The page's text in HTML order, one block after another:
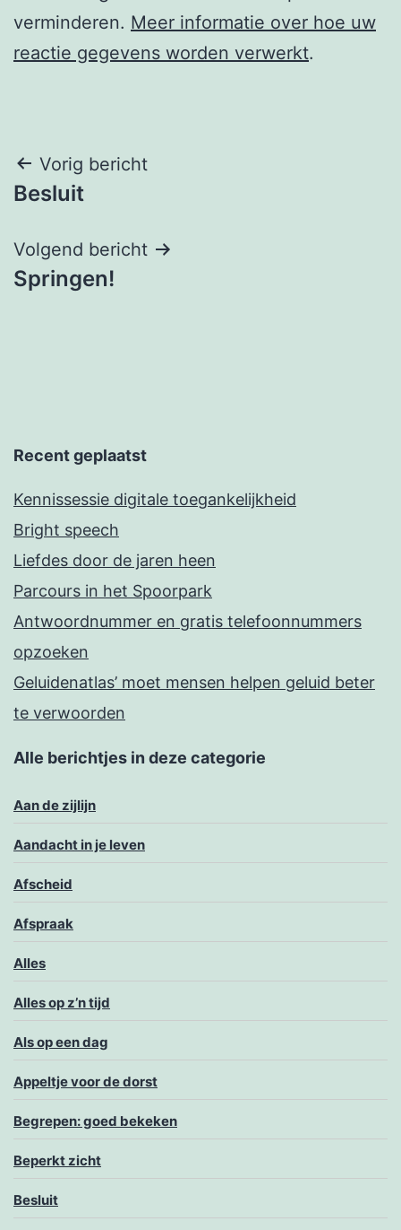
verminderen. Meer informatie over hoe uw
reactie gegevens worden verwerkt.
Berichtnavigatie
Vorig bericht
Besluit
Volgend bericht
Springen!
Recent geplaatst
Kennissessie digitale toegankelijkheid
Bright speech
Liefdes door de jaren heen
Parcours in het Spoorpark
Antwoordnummer en gratis telefoonnummers
opzoeken
Geluidenatlas’ moet mensen helpen geluid beter
te verwoorden
Alle berichtjes in deze categorie
Aan de zijlijn
Aandacht in je leven
Afscheid
Afspraak
Alles
Alles op z’n tijd
Als op een dag
Appeltje voor de dorst
Begrepen: goed bekeken
Beperkt zicht
Besluit